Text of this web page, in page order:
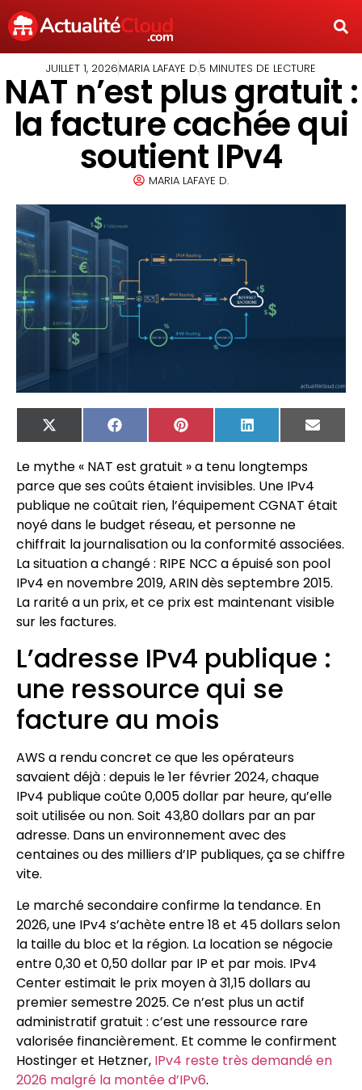
JUILLET 1, 2026MARIA LAFAYE D.5 MINUTES DE LECTURE
NAT n’est plus gratuit :
la facture cachée qui
soutient IPv4
MARIA LAFAYE D.
X
(Twitter)
FacebookPinterest LinkedIn
Email
Le mythe « NAT est gratuit » a tenu longtemps
parce que ses coûts étaient invisibles. Une IPv4
publique ne coûtait rien, l’équipement CGNAT était
noyé dans le budget réseau, et personne ne
chiffrait la journalisation ou la conformité associées.
La situation a changé : RIPE NCC a épuisé son pool
IPv4 en novembre 2019, ARIN dès septembre 2015.
La rarité a un prix, et ce prix est maintenant visible
sur les factures.
L’adresse IPv4 publique :
une ressource qui se
facture au mois
AWS a rendu concret ce que les opérateurs
savaient déjà : depuis le 1er février 2024, chaque
IPv4 publique coûte 0,005 dollar par heure, qu’elle
soit utilisée ou non. Soit 43,80 dollars par an par
adresse. Dans un environnement avec des
centaines ou des milliers d’IP publiques, ça se chiffre
vite.
Le marché secondaire confirme la tendance. En
2026, une IPv4 s’achète entre 18 et 45 dollars selon
la taille du bloc et la région. La location se négocie
entre 0,30 et 0,50 dollar par IP et par mois. IPv4
Center estimait le prix moyen à 31,15 dollars au
premier semestre 2025. Ce n’est plus un actif
administratif gratuit : c’est une ressource rare
valorisée financièrement. Et comme le confirment
Hostinger et Hetzner, IPv4 reste très demandé en
2026 malgré la montée d’IPv6.